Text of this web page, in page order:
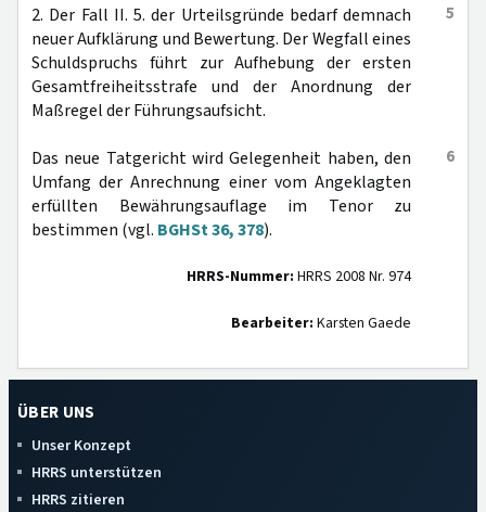
5
2. Der Fall II. 5. der Urteilsgründe bedarf demnach
neuer Aufklärung und Bewertung. Der Wegfall eines
Schuldspruchs führt zur Aufhebung der ersten
Gesamtfreiheitsstrafe und der Anordnung der
Maßregel der Führungsaufsicht.
6
Das neue Tatgericht wird Gelegenheit haben, den
Umfang der Anrechnung einer vom Angeklagten
erfüllten Bewährungsauflage im Tenor zu
bestimmen (vgl. BGHSt 36, 378).
HRRS-Nummer: HRRS 2008 Nr. 974
Bearbeiter: Karsten Gaede
ÜBER UNS
Unser Konzept
HRRS unterstützen
HRRS zitieren